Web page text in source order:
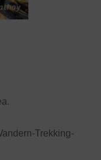
Trekking-